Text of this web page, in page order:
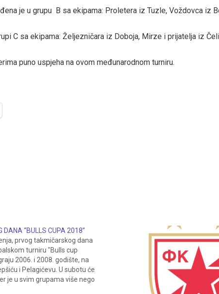
je u grupu B sa ekipama: Proletera iz Tuzle, Voždovca iz
C sa ekipama: Željezničara iz Doboja, Mirze i prijatelja iz
puno uspjeha na ovom međunarodnom turniru.
DANA “BULLS CUPA 2018”
prvog takmičarskog dana
turniru "Bulls cup
2006. i 2008. godište, na
i Pelagićevu. U subotu će
je u svim grupama više nego
drugu…